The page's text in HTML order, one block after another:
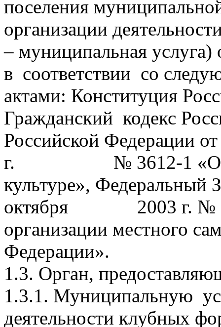
поселения
организации
– муниципальная услуга)
в соответствии со
актами: Конституция
Гражданский кодекс
Российской Федерации
г. № 3612-1 «Основы
культуре», Федеральный
октября 2003 г. №
организации местного
Федерации».
1.3. Орган,
1.3.1. Муниципальную
деятельности клубных